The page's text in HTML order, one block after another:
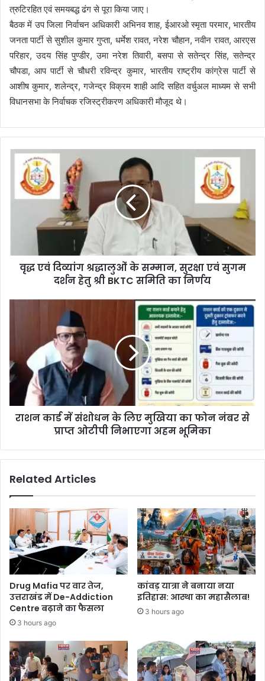
त्रुटिरहित एवं समयबद्ध ढंग से पूरा किया जाए।
बैठक में उप जिला निर्वाचन अधिकारी अभिनव शाह, ईआरओ स्मृता परमार, भारतीय
जनता पार्टी से सुशील कुमार गुप्ता, धर्मेश रावत, नरेश चौहान, नवीन रावत, आरएस
परिहार, उदय सिंह पुण्डीर, उमा नरेश तिवारी, बसपा से सतेन्द्र सिंह, सतेन्द्र
चौपडा, आप पार्टी से चौधरी रविन्द्र कुमार, भारतीय राष्ट्रीय कांग्रेस पार्टी से
आशीष कुमार, शलेन्द्र, गजेन्द्र विक्रम शाही आदि सहित वर्चुअल माध्यम से सभी
विधानसभा के निर्वाचक रजिस्ट्रीकरण अधिकारी मौजूद थे।
वृद्ध एवं दिव्यांग श्रद्धालुओं के सम्मान, सुरक्षा एवं सुगम
दर्शन हेतु श्री BKTC समिति का निर्णय
राशन कार्ड में संशोधन के लिए मुखिया का फोन नंबर से
प्राप्त ओटीपी निभाएगा अहम भूमिका
Related Articles
Drug Mafia पर वार तेज,
उत्तराखंड में De-Addiction
Centre बढ़ाने का फैसला
3 hours ago
कांवड़ यात्रा ने बनाया नया
इतिहास: आस्था का महासैलाब!
3 hours ago